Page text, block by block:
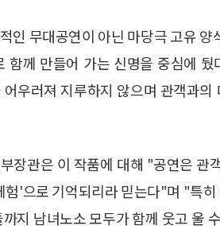
인 무대공연이 아닌 마당극 고유
함께 만들어 가는 신명을 중심에
우러져 지루하지 않으며 관객과
장관은 이 작품에 대해 "공연은 관
험'으로 기억되리라 믿는다"며 "특
지 남녀노소 모두가 함께 웃고 울